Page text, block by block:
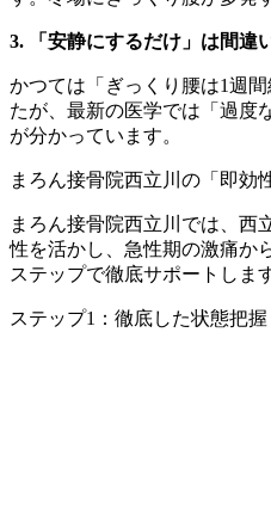
3. 「安静にするだけ」は間違
かつては「ぎっくり腰は1週
たが、最新の医学では「過度
が分かっています。
まろん接骨院西立川の「即効
まろん接骨院西立川では、西
性を活かし、急性期の激痛か
ステップで徹底サポートします
ステップ1：徹底した状態把握